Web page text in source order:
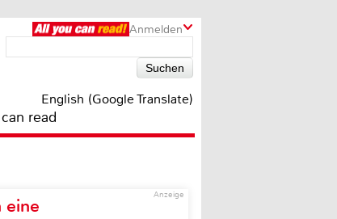
Anmelden
English (Google Translate)
read
Anzeige
eine